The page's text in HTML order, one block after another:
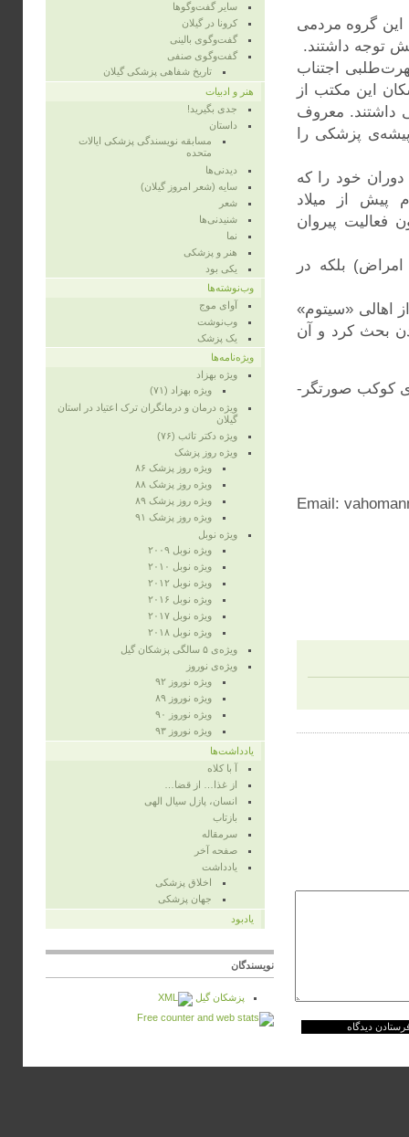
این گروه مردمی
توجه داشتند.
اجتناب
این مکتب از
داشتند. معروف
پزشکی را
خود را که
پیش از میلاد
فعالیت پیروان
بلکه در
اهالی «سیتوم»
بحث کرد و آن
کوکب صورتگر-
Email:
سایر گفت‌وگوها
کرونا در گیلان
گفت‌وگوی بالینی
گفت‌وگوی صنفی
تاریخ شفاهی پزشکی گیلان
هنر و ادبیات
جدی بگیرید!
داستان
مسابقه نویسندگی پزشکی ایالات
متحده
دیدنی‌ها
سایه (شعر امروز گیلان)
شعر
شنیدنی‌ها
نما
هنر و پزشکی
یکی بود
وب‌نوشته‌ها
آوای موج
وب‌نوشت
یک پزشک
ویژه‌نامه‌ها
ویژه‌ بهزاد
ویژه‌ بهزاد (۷۱)
ویژه‌ درمان و درمانگران ترک اعتیاد در استان
گیلان
ویژه‌ دکتر تائب (۷۶)
ویژه‌ روز پزشک
ویژه روز پزشک ۸۶
ویژه‌ روز پزشک ۸۸
ویژه‌ روز پزشک ۸۹
ویژه‌ روز پزشک ۹۱
ویژه‌ نوبل
ویژه‌ نوبل ۲۰۰۹
ویژه‌ نوبل ۲۰۱۰
ویژه‌ نوبل ۲۰۱۲
ویژه نوبل ۲۰۱۶
ویژه نوبل ۲۰۱۷
ویژه نوبل ۲۰۱۸
ویژه‌ی ۵ سالگی پزشکان گیل
ویژه‌ی نوروز
ویژه‌ نوروز ۹۲
ویژه‌ نوروز ۸۹
ویژه‌ نوروز ۹۰
ویژه‌ نوروز ۹۳
یادداشت‌ها
آ با کلاه
از غذا… از قضا…
انسان، پازل سیال الهی
بازتاب
سرمقاله
صفحه‌ آخر
یادداشت
اخلاق پزشکی
جهان پزشکی
یادبود
نویسندگان
پزشكان گيل